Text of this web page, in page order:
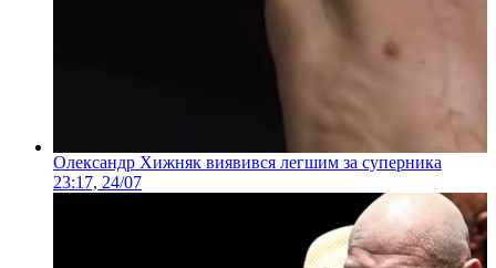
Олександр Хижняк виявився легшим за суперника
23:17, 24/07